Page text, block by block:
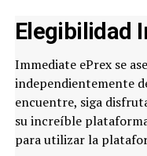
Elegibilidad
Immediate ePrex se
independientemente
encuentre, siga
su increíble
para utilizar la